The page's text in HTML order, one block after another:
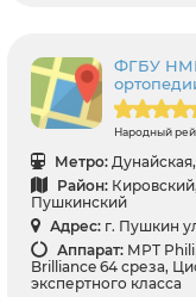
ФГБУ
Народный
Метро:
Район:
Пушкинский
Адрес: г. Пушкин
Аппарат: МРТ
Brilliance 64 среза,
экспертного класса